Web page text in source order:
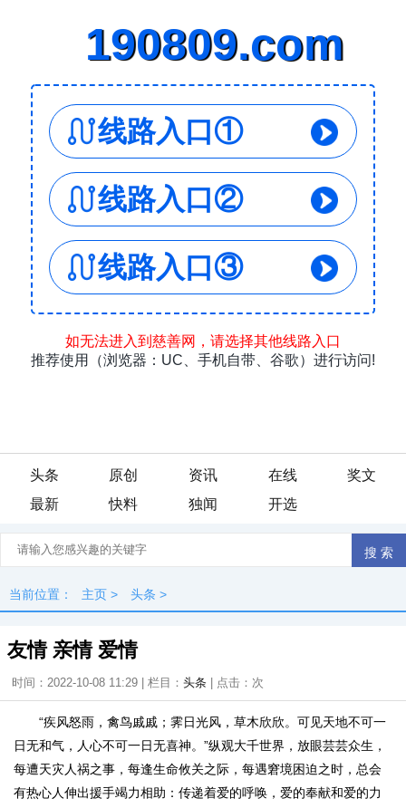
头条 原创 资讯 在线
奖文
最新
快料 独闻 开选
当前位置： 主页 > 头条 >
友情 亲情 爱情
时间：2022-10-08 11:29 | 栏目： 头条 | 点击： 次
“疾风怒雨，禽鸟戚戚；霁日光风，草木欣欣。可见天地不可一
日无和气，人心不可一日无喜神。”纵观大千世界，放眼芸芸众生，
每遭天灾人祸之事，每逢生命攸关之际，每遇窘境困迫之时，总会
有热心人伸出援手竭力相助：传递着爱的呼唤，爱的奉献和爱的力